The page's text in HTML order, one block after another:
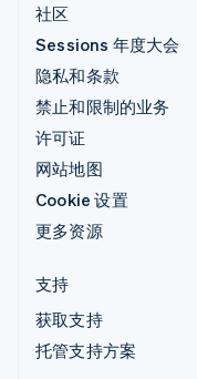
社区
Sessions 年度大会
隐私和条款
禁止和限制的业务
许可证
网站地图
Cookie 设置
更多资源
支持
获取支持
托管支持方案